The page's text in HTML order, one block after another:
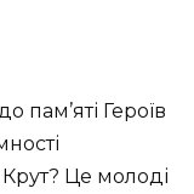
пам’яті Героїв
Крут? Це молоді